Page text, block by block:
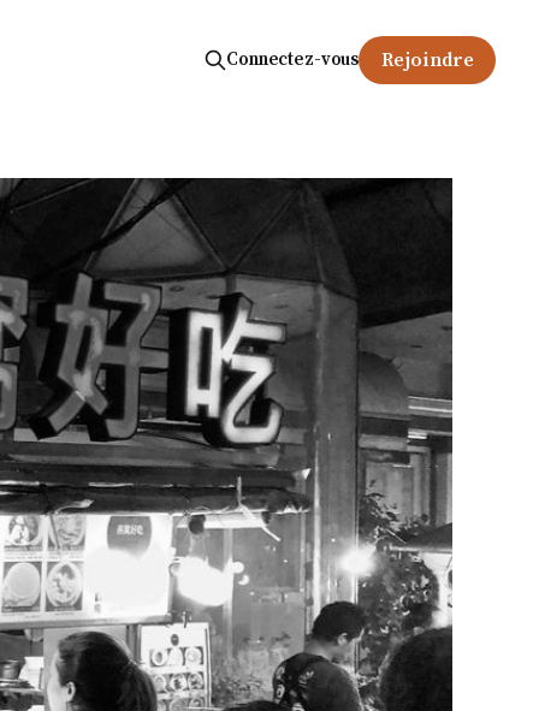
Connectez-vous Rejoindre